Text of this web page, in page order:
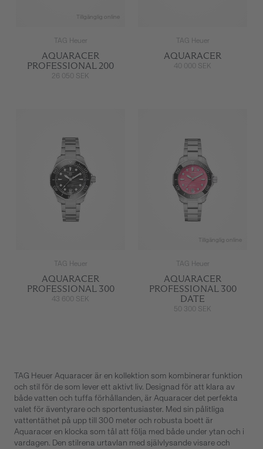
Tillgänglig online
TAG Heuer
AQUARACER
PROFESSIONAL 200
26 050 SEK
TAG Heuer
AQUARACER
40 000 SEK
TAG Heuer
AQUARACER
PROFESSIONAL 300
43 600 SEK
Tillgänglig online
TAG Heuer
AQUARACER
PROFESSIONAL 300
DATE
50 300 SEK
TAG Heuer Aquaracer är en kollektion som kombinerar funktion
och stil för de som lever ett aktivt liv. Designad för att klara av
både vatten och tuffa förhållanden, är Aquaracer det perfekta
valet för äventyrare och sportentusiaster. Med sin pålitliga
vattentäthet på upp till 300 meter och robusta boett är
Aquaracer en klocka som tål att följa med både under ytan och i
vardagen. Den stilrena urtavlan med självlysande visare och